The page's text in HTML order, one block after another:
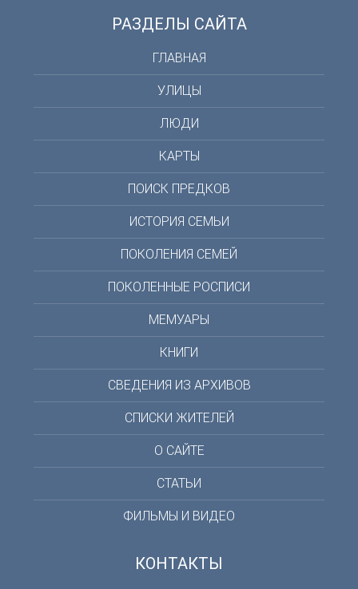
РАЗДЕЛЫ САЙТА
ГЛАВНАЯ
УЛИЦЫ
ЛЮДИ
КАРТЫ
ПОИСК ПРЕДКОВ
ИСТОРИЯ СЕМЬИ
ПОКОЛЕНИЯ СЕМЕЙ
ПОКОЛЕННЫЕ РОСПИСИ
МЕМУАРЫ
КНИГИ
СВЕДЕНИЯ ИЗ АРХИВОВ
СПИСКИ ЖИТЕЛЕЙ
О САЙТЕ
СТАТЬИ
ФИЛЬМЫ И ВИДЕО
КОНТАКТЫ